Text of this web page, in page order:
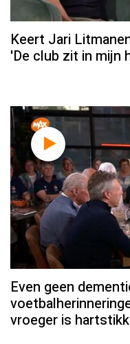
Keert Jari
'De club zit in mijn
Even geen
vroeger is